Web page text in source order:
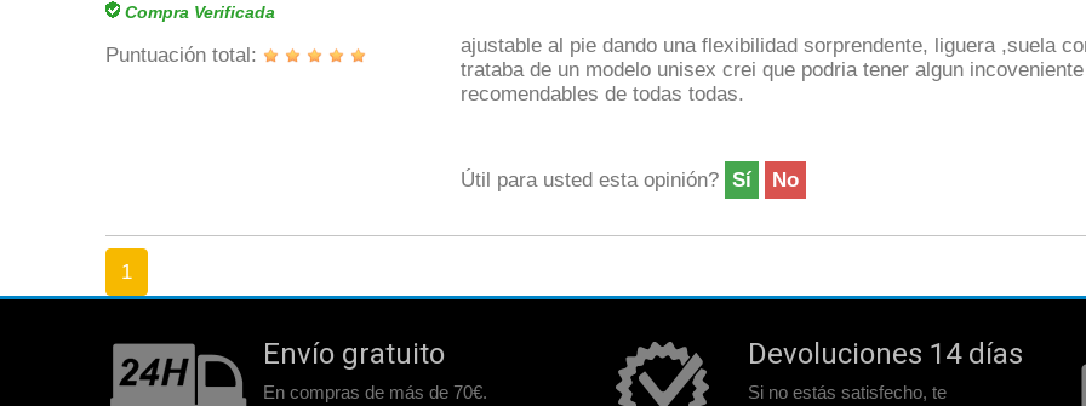
Compra Verificada
Puntuación total:
ajustable al pie dando una flexibilidad sorprendente, liguera ,suela
trataba de un modelo unisex crei que podria tener algun
recomendables de todas todas.
Útil para usted esta opinión? Sí No
1
Envío gratuito
En compras de más de 70€.
Devoluciones 14 días
Si no estás satisfecho, te